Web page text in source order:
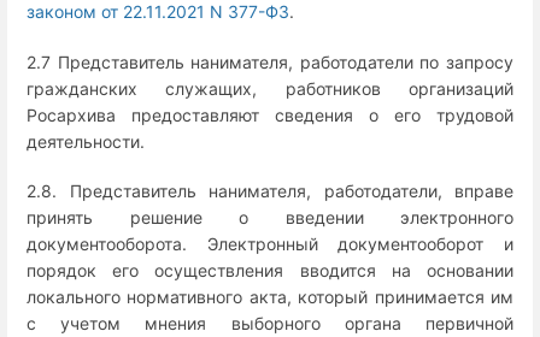
законом от 22.11.2021 N 377-ФЗ.
2.7 Представитель нанимателя, работодатели по запросу
гражданских служащих, работников организаций
Росархива предоставляют сведения о его трудовой
деятельности.
2.8. Представитель нанимателя, работодатели, вправе
принять решение о введении электронного
документооборота. Электронный документооборот и
порядок его осуществления вводится на основании
локального нормативного акта, который принимается им
с учетом мнения выборного органа первичной